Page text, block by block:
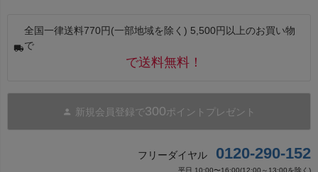
全国一律送料770円(一部地域を除く) 5,500円以上のお買い物
で
で送料無料！
新規会員登録で300ポイントプレゼント
フリーダイヤル 0120-290-152
平日 10:00〜16:00(12:00～13:00を除く)